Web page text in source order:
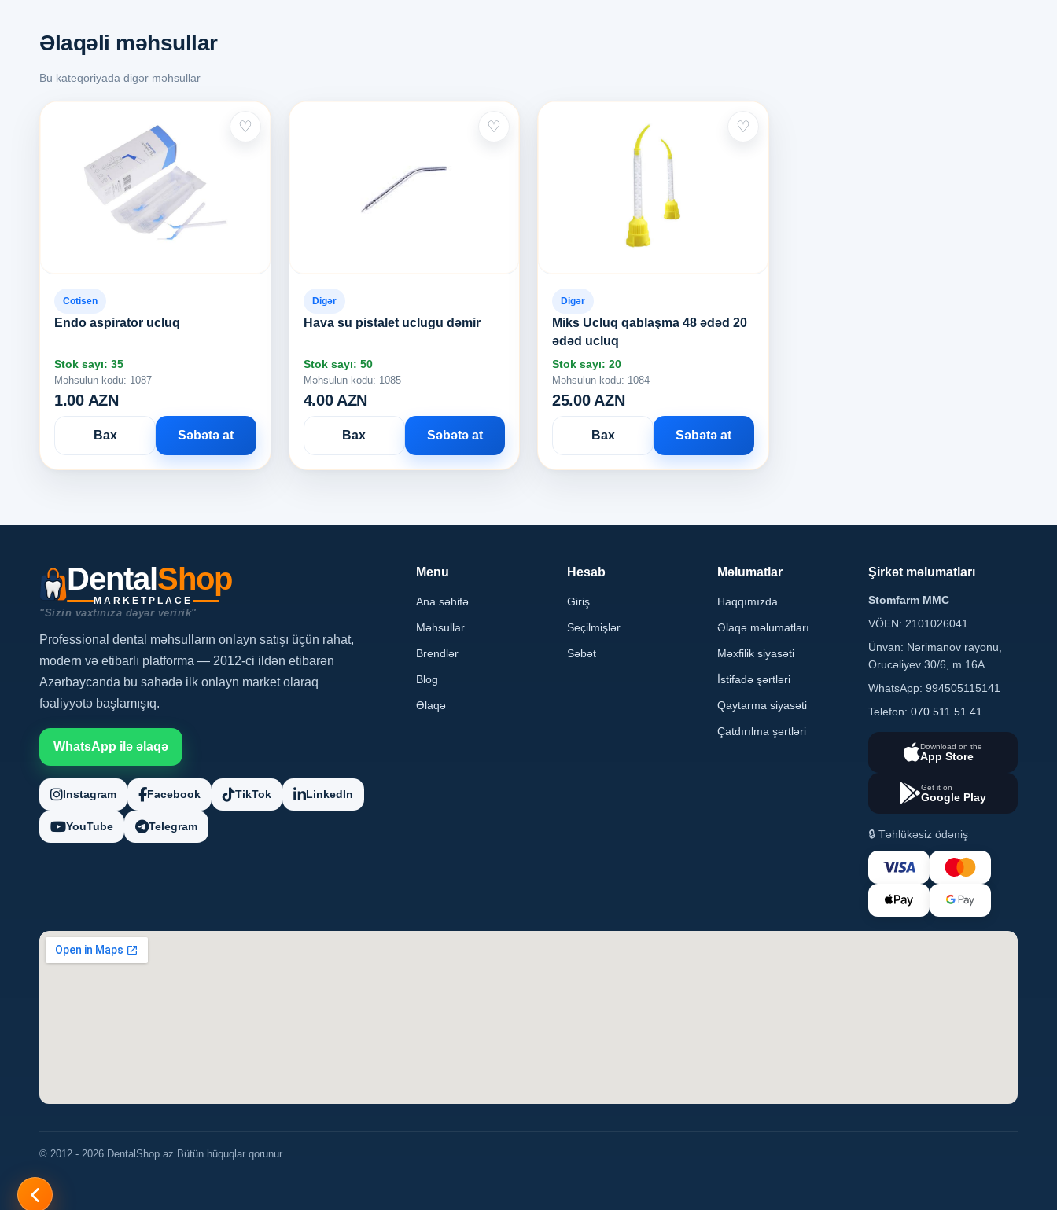
Əlaqəli məhsullar
Bu kateqoriyada digər məhsullar
♡
Cotisen
Endo aspirator ucluq
Stok sayı: 35
Məhsulun kodu: 1087
1.00 AZN
Bax Səbətə at
♡
Digər
Hava su pistalet uclugu dəmir
Stok sayı: 50
Məhsulun kodu: 1085
4.00 AZN
Bax Səbətə at
♡
Digər
Miks Ucluq qablaşma 48 ədəd 20
ədəd ucluq
Stok sayı: 20
Məhsulun kodu: 1084
25.00 AZN
Bax Səbətə at
DentalShop
MARKETPLACE
"Sizin vaxtınıza dəyər veririk"
Professional dental məhsulların onlayn satışı üçün rahat,
modern və etibarlı platforma — 2012-ci ildən etibarən
Azərbaycanda bu sahədə ilk onlayn market olaraq
fəaliyyətə başlamışıq.
WhatsApp ilə əlaqə
Instagram Facebook TikTok LinkedIn
YouTube Telegram
Menu
Ana səhifə
Məhsullar
Brendlər
Blog
Əlaqə
Hesab
Giriş
Seçilmişlər
Səbət
Məlumatlar
Haqqımızda
Əlaqə məlumatları
Məxfilik siyasəti
İstifadə şərtləri
Qaytarma siyasəti
Çatdırılma şərtləri
Şirkət məlumatları
Stomfarm MMC
VÖEN: 2101026041
Ünvan: Nərimanov rayonu,
Orucəliyev 30/6, m.16A
WhatsApp: 994505115141
Telefon: 070 511 51 41
Download on the
App Store
Get it on
Google Play
🔒 Təhlükəsiz ödəniş
© 2012 - 2026 DentalShop.az Bütün hüquqlar qorunur.